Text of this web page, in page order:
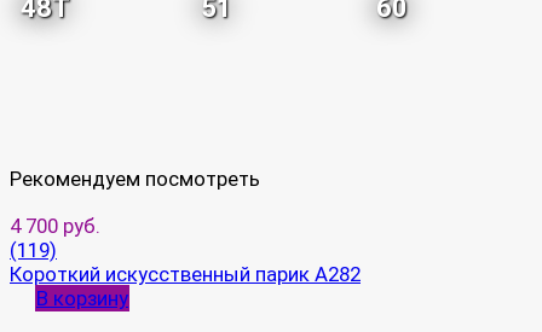
48T 51 60
Рекомендуем посмотреть
4 700 руб.
(119)
Короткий искусственный парик A282
В корзину